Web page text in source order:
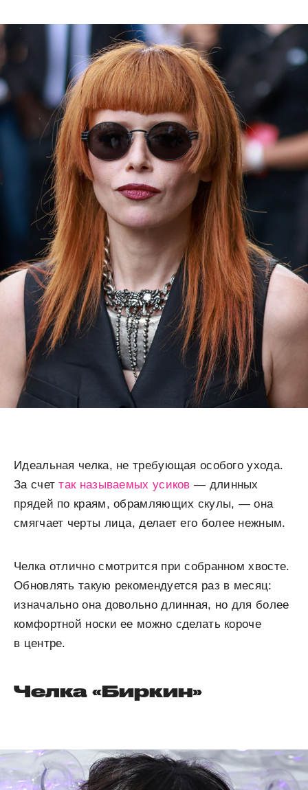
Идеальная челка, не требующая особого ухода.
За счеттак называемых усиков — длинных
прядей по краям, обрамляющих скулы, — она
смягчает черты лица, делает его более нежным.
Челка отлично смотрится при собранном хвосте.
Обновлять такую рекомендуется раз в месяц:
изначально она довольно длинная, но для более
комфортной носки ее можно сделать короче
в центре.
Челка «Биркин»